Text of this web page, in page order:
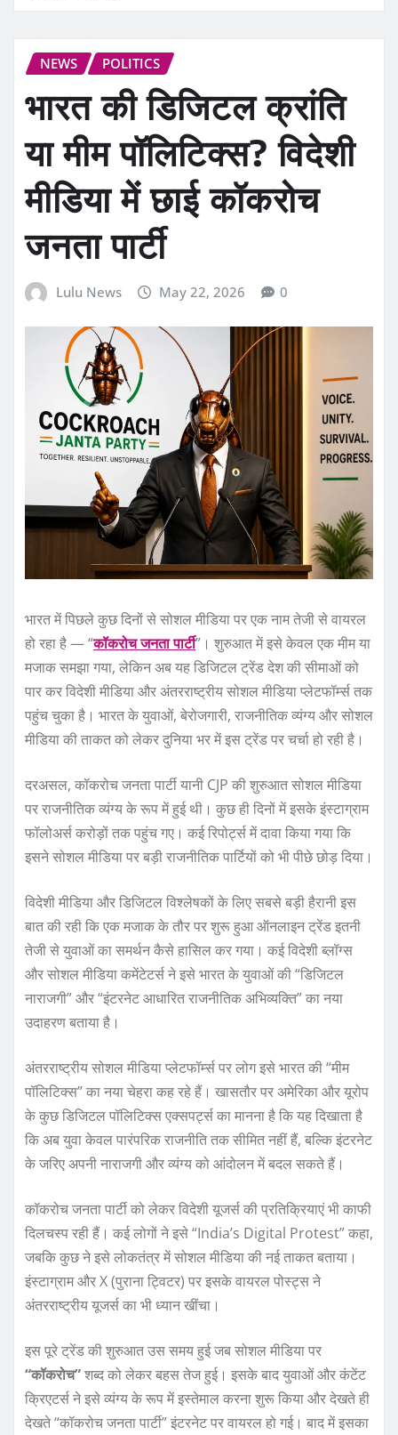
NEWS POLITICS
भारत की डिजिटल क्रांति
या मीम पॉलिटिक्स? विदेशी
मीडिया में छाई कॉकरोच
जनता पार्टी
Lulu News May 22, 2026 0
भारत में पिछले कुछ दिनों से सोशल मीडिया पर एक नाम तेजी से वायरल
हो रहा है — “कॉकरोच जनता पार्टी”। शुरुआत में इसे केवल एक मीम या
मजाक समझा गया, लेकिन अब यह डिजिटल ट्रेंड देश की सीमाओं को
पार कर विदेशी मीडिया और अंतरराष्ट्रीय सोशल मीडिया प्लेटफॉर्म्स तक
पहुंच चुका है। भारत के युवाओं, बेरोजगारी, राजनीतिक व्यंग्य और सोशल
मीडिया की ताकत को लेकर दुनिया भर में इस ट्रेंड पर चर्चा हो रही है।
दरअसल, कॉकरोच जनता पार्टी यानी CJP की शुरुआत सोशल मीडिया
पर राजनीतिक व्यंग्य के रूप में हुई थी। कुछ ही दिनों में इसके इंस्टाग्राम
फॉलोअर्स करोड़ों तक पहुंच गए। कई रिपोर्ट्स में दावा किया गया कि
इसने सोशल मीडिया पर बड़ी राजनीतिक पार्टियों को भी पीछे छोड़ दिया।
विदेशी मीडिया और डिजिटल विश्लेषकों के लिए सबसे बड़ी हैरानी इस
बात की रही कि एक मजाक के तौर पर शुरू हुआ ऑनलाइन ट्रेंड इतनी
तेजी से युवाओं का समर्थन कैसे हासिल कर गया। कई विदेशी ब्लॉग्स
और सोशल मीडिया कमेंटेटर्स ने इसे भारत के युवाओं की “डिजिटल
नाराजगी” और “इंटरनेट आधारित राजनीतिक अभिव्यक्ति” का नया
उदाहरण बताया है।
अंतरराष्ट्रीय सोशल मीडिया प्लेटफॉर्म्स पर लोग इसे भारत की “मीम
पॉलिटिक्स” का नया चेहरा कह रहे हैं। खासतौर पर अमेरिका और यूरोप
के कुछ डिजिटल पॉलिटिक्स एक्सपर्ट्स का मानना है कि यह दिखाता है
कि अब युवा केवल पारंपरिक राजनीति तक सीमित नहीं हैं, बल्कि इंटरनेट
के जरिए अपनी नाराजगी और व्यंग्य को आंदोलन में बदल सकते हैं।
कॉकरोच जनता पार्टी को लेकर विदेशी यूजर्स की प्रतिक्रियाएं भी काफी
दिलचस्प रही हैं। कई लोगों ने इसे “India’s Digital Protest” कहा,
जबकि कुछ ने इसे लोकतंत्र में सोशल मीडिया की नई ताकत बताया।
इंस्टाग्राम और X (पुराना ट्विटर) पर इसके वायरल पोस्ट्स ने
अंतरराष्ट्रीय यूजर्स का भी ध्यान खींचा।
इस पूरे ट्रेंड की शुरुआत उस समय हुई जब सोशल मीडिया पर
“कॉकरोच”शब्द को लेकर बहस तेज हुई। इसके बाद युवाओं और कंटेंट
क्रिएटर्स ने इसे व्यंग्य के रूप में इस्तेमाल करना शुरू किया और देखते ही
देखते “कॉकरोच जनता पार्टी” इंटरनेट पर वायरल हो गई। बाद में इसका